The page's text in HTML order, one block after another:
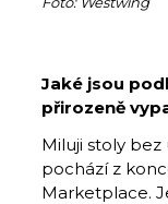
Jaké jsou
přirozeně
Miluji stoly bez
pochází z
Marketplace.